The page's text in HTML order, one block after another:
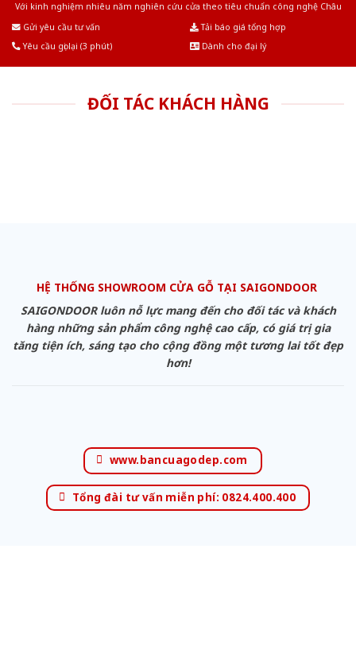
Với kinh nghiệm nhiêu năm nghiên cứu cửa theo tiêu chuẩn công nghệ Châu
Gửi yêu cầu tư vấn
Tải báo giá tổng hợp
Yêu cầu gọi lại (3 phút)
Dành cho đại lý
ĐỐI TÁC KHÁCH HÀNG
HỆ THỐNG SHOWROOM CỬA GỖ TẠI SAIGONDOOR
SAIGONDOOR luôn nỗ lực mang đến cho đối tác và khách
hàng những sản phẩm công nghệ cao cấp, có giá trị gia
tăng tiện ích, sáng tạo cho cộng đồng một tương lai tốt đẹp
hơn!
www.bancuagodep.com
Tổng đài tư vấn miễn phí: 0824.400.400